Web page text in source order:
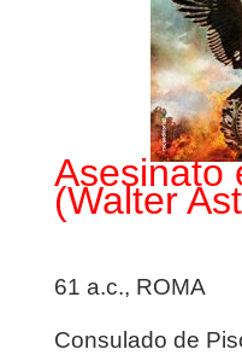
Asesinato
(Walter
61 a.c., ROMA
Consulado de